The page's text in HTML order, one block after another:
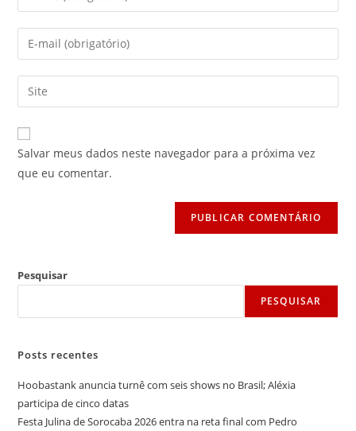
seu
nome
ou
de
usuário
para
comentar
Digite
seu
endereço
de
mail
para
comentar
Digite
o
URL
do
site
Salvar meus dados neste navegador para a próxima vez
que eu comentar.
Pesquisar
PESQUISAR
Posts recentes
Hoobastank anuncia turnê com seis shows no Brasil; Aléxia
participa de cinco datas
Festa Julina de Sorocaba 2026 entra na reta final com Pedro